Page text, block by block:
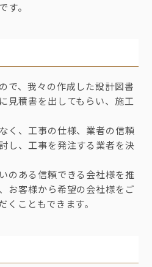
す。
で、我々の作成した設計図書
見積書を出してもらい、施工
く、工事の仕様、業者の信頼
し、工事を発注する業者を決
のある信頼できる会社様を推
お客様から希望の会社様をご
こともできます。